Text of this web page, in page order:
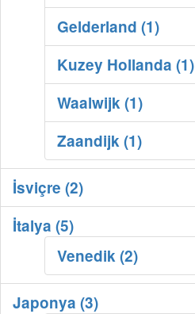
Gelderland (1)
Kuzey Hollanda (1)
Waalwijk (1)
Zaandijk (1)
İsviçre (2)
İtalya (5)
Venedik (2)
Japonya (3)